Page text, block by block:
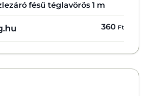
fésű téglavörös 1 m
360 Ft